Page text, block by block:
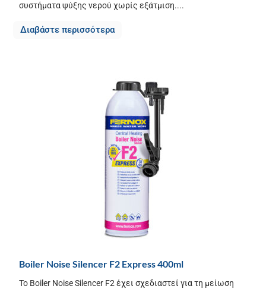
συστήματα ψύξης νερού χωρίς εξάτμιση....
Διαβάστε περισσότερα
Boiler Noise Silencer F2 Express 400ml
Το Boiler Noise Silencer F2 έχει σχεδιαστεί για τη μείωση